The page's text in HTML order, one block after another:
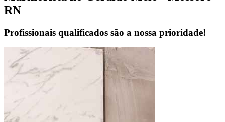
RN
Profissionais qualificados são a nossa prioridade!